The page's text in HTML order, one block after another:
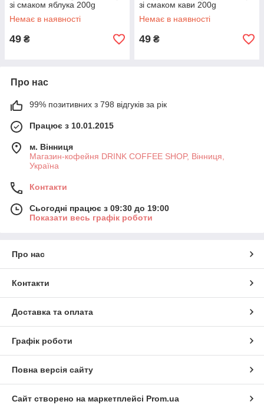
зі смаком яблука 200g
Немає в наявності
49 ₴
зі смаком кави 200g
Немає в наявності
49 ₴
Про нас
99% позитивних з 798 відгуків за рік
Працює з 10.01.2015
м. Вінниця
Магазин-кофейня DRINK COFFEE SHOP, Вінниця,
Україна
Контакти
Сьогодні працює з 09:30 до 19:00
Показати весь графік роботи
Про нас
Контакти
Доставка та оплата
Графік роботи
Повна версія сайту
Сайт створено на маркетплейсі Prom.ua